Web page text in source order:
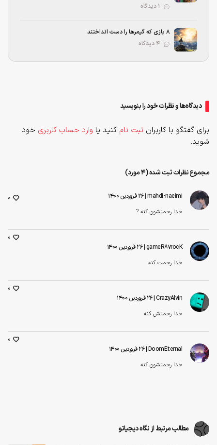
۸ بازی که گیمرها را دست انداختند
دیدگاه‌ها و نظرات خود را بنویسید
برای گفتگو با کاربران ثبت نام کنید یا وارد حساب کاربری خود
شوید.
مجموع نظرات ثبت شده (4 مورد)
mahdi-naeimi| ۲۶ فروردین ۱۴۰۰
خدا رحمتشون کنه ?
0
gameR87rocK| ۲۶ فروردین ۱۴۰۰
خدا رحمت کنه
0
CrazyAlvin| ۲۶ فروردین ۱۴۰۰
خدا رحمتش کنه
0
DoomEternal| ۲۶ فروردین ۱۴۰۰
خدا رحمتشون کنه
0
مطالب مرتبط از نگاه دیجیاتو